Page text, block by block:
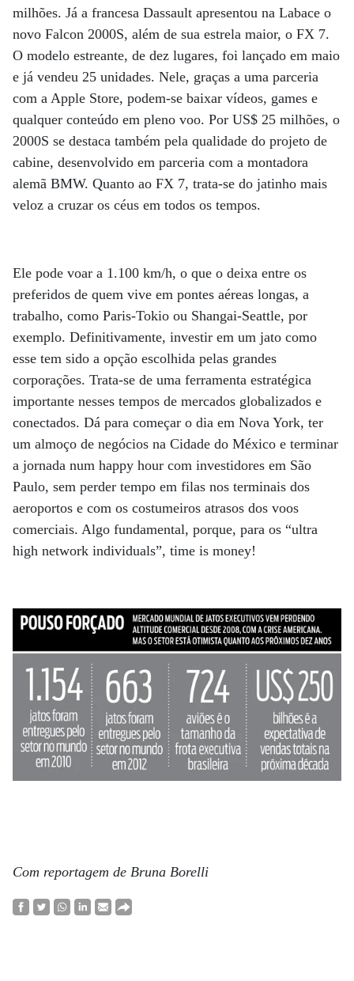
milhões. Já a francesa Dassault apresentou na Labace o
novo Falcon 2000S, além de sua estrela maior, o FX 7.
O modelo estreante, de dez lugares, foi lançado em maio
e já vendeu 25 unidades. Nele, graças a uma parceria
com a Apple Store, podem-se baixar vídeos, games e
qualquer conteúdo em pleno voo. Por US$ 25 milhões, o
2000S se destaca também pela qualidade do projeto de
cabine, desenvolvido em parceria com a montadora
alemã BMW. Quanto ao FX 7, trata-se do jatinho mais
veloz a cruzar os céus em todos os tempos.
Ele pode voar a 1.100 km/h, o que o deixa entre os
preferidos de quem vive em pontes aéreas longas, a
trabalho, como Paris-Tokio ou Shangai-Seattle, por
exemplo. Defini­tiva­mente, investir em um jato como
esse tem sido a opção escolhida pelas grandes
corporações. Trata-se de uma ferramenta estratégica
importante nesses tempos de mercados globalizados e
conectados. Dá para começar o dia em Nova York, ter
um almoço de negócios na Cidade do México e terminar
a jornada num happy hour com investidores em São
Paulo, sem perder tempo em filas nos terminais dos
aeroportos e com os costumeiros atrasos dos voos
comerciais. Algo fundamental, porque, para os “ultra
high network individuals”, time is money!
Com reportagem de Bruna Borelli